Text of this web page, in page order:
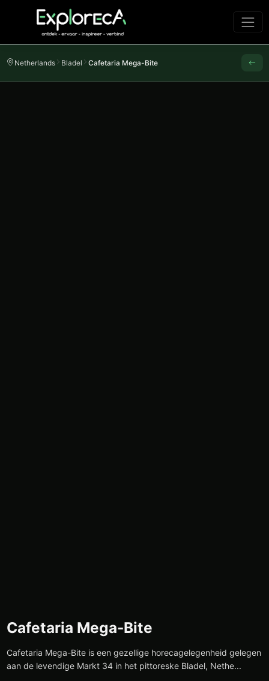
Netherlands Bladel Cafetaria Mega-Bite
Cafetaria Mega-Bite
Cafetaria Mega-Bite is een gezellige horecagelegenheid gelegen
aan de levendige Markt 34 in het pittoreske Bladel, Nethe...